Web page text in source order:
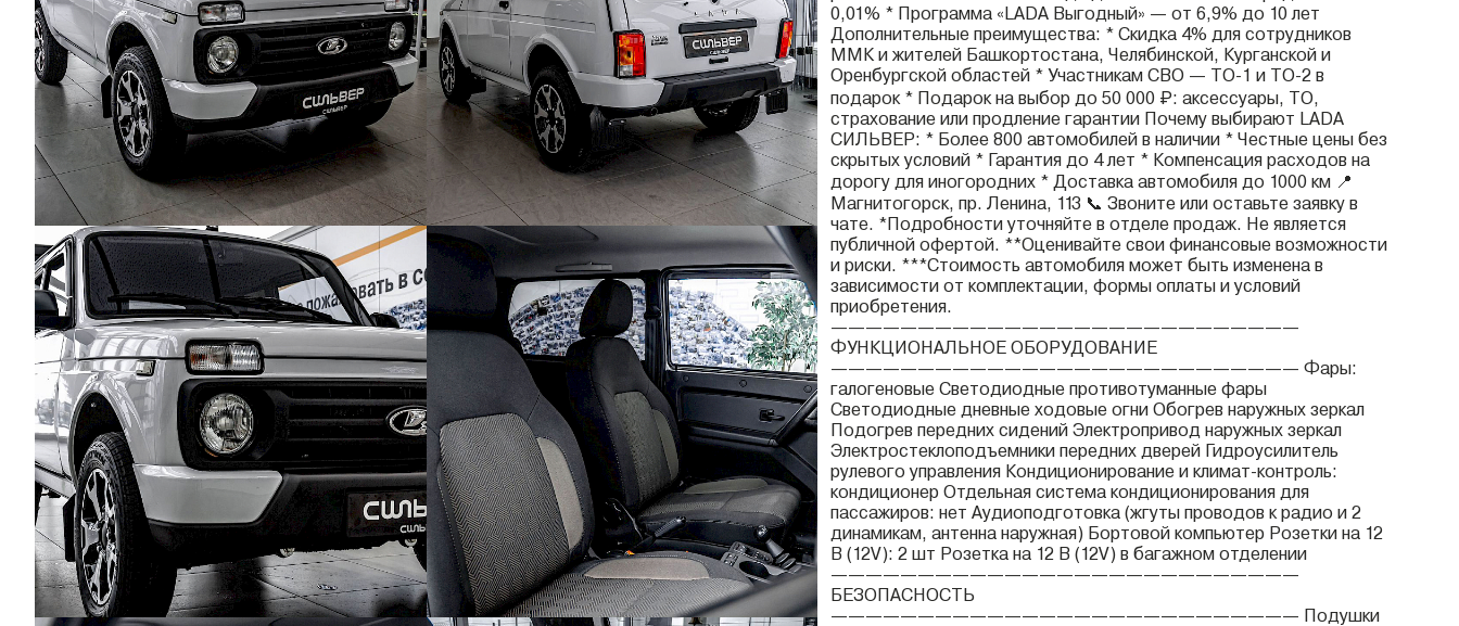
0,01% * Программа «LADA Выгодный» — от 6,9% до 10 лет
Дополнительные преимущества: * Скидка 4% для сотрудников
ММК и жителей Башкортостана, Челябинской, Курганской и
Оренбургской областей * Участникам СВО — ТО-1 и ТО-2 в
подарок * Подарок на выбор до 50 000 ₽: аксессуары, ТО,
страхование или продление гарантии Почему выбирают LADA
СИЛЬВЕР: * Более 800 автомобилей в наличии * Честные цены без
скрытых условий * Гарантия до 4 лет * Компенсация расходов на
дорогу для иногородних * Доставка автомобиля до 1000 км 📍
Магнитогорск, пр. Ленина, 113 📞 Звоните или оставьте заявку в
чате. *Подробности уточняйте в отделе продаж. Не является
публичной офертой. **Оценивайте свои финансовые возможности
и риски. ***Стоимость автомобиля может быть изменена в
зависимости от комплектации, формы оплаты и условий
приобретения.
———————————————————————————
ФУНКЦИОНАЛЬНОЕ ОБОРУДОВАНИЕ
——————————————————————————— Фары:
галогеновые Светодиодные противотуманные фары
Светодиодные дневные ходовые огни Обогрев наружных зеркал
Подогрев передних сидений Электропривод наружных зеркал
Электростеклоподъемники передних дверей Гидроусилитель
рулевого управления Кондиционирование и климат-контроль:
кондиционер Отдельная система кондиционирования для
пассажиров: нет Аудиоподготовка (жгуты проводов к радио и 2
динамикам, антенна наружная) Бортовой компьютер Розетки на 12
В (12V): 2 шт Розетка на 12 В (12V) в багажном отделении
———————————————————————————
БЕЗОПАСНОСТЬ
——————————————————————————— Подушки